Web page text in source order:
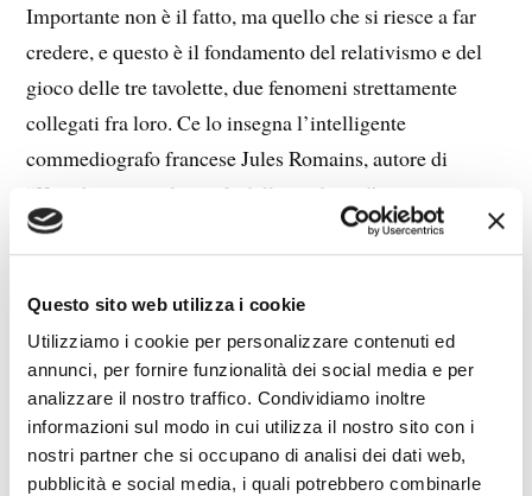
Questo sito web utilizza i cookie
Utilizziamo i cookie per personalizzare contenuti ed
annunci, per fornire funzionalità dei social media e per
analizzare il nostro traffico. Condividiamo inoltre
informazioni sul modo in cui utilizza il nostro sito con i
nostri partner che si occupano di analisi dei dati web,
pubblicità e social media, i quali potrebbero combinarle
Importante non è il fatto, ma quello che si riesce a far
credere, e questo è il fondamento del relativismo e del
gioco delle tre tavolette, due fenomeni strettamente
collegati fra loro. Ce lo insegna l’intelligente
commediografo francese Jules Romains, autore di
“Knock, ovvero il trionfo della medicina”, una
commedia scritta nel
, nella quale un giovane
medico condotto riesce a suggestionare la popolazione
di un intero paese, facendo credere a tutti di essere
ammalati, ciò che gli permette di lucrare ricchi onorari e
di vivere da nababbo. “L’essere sani è in realtà
l’ignoranza d’essere malati”, afferma il dottor Knock,
protagonista della commedia. La pungente satira è
quanto mai attuale. Lo prova il continuo dilatarsi di